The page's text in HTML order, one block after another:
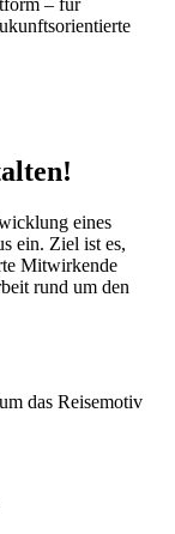
eines
ein. Ziel ist es,
Mitwirkende
rund um den
das Reisemotiv